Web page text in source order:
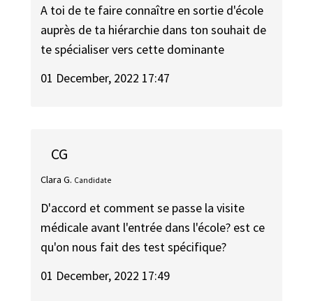
A toi de te faire connaître en sortie d'école
auprès de ta hiérarchie dans ton souhait de
te spécialiser vers cette dominante
01 December, 2022 17:47
CG
Clara G. Candidate
D'accord et comment se passe la visite
médicale avant l'entrée dans l'école? est ce
qu'on nous fait des test spécifique?
01 December, 2022 17:49